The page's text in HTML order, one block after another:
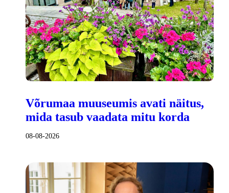
Võrumaa muuseumis avati näitus,
mida tasub vaadata mitu korda
08-08-2026